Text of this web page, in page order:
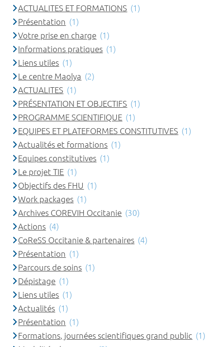
ACTUALITES ET FORMATIONS (1)
Présentation (1)
Votre prise en charge (1)
Informations pratiques (1)
Liens utiles (1)
Le centre Maolya (2)
ACTUALITES (1)
PRÉSENTATION ET OBJECTIFS (1)
PROGRAMME SCIENTIFIQUE (1)
EQUIPES ET PLATEFORMES CONSTITUTIVES (1)
Actualités et formations (1)
Equipes constitutives (1)
Le projet TIE (1)
Objectifs des FHU (1)
Work packages (1)
Archives COREVIH Occitanie (30)
Actions (4)
CoReSS Occitanie & partenaires (4)
Présentation (1)
Parcours de soins (1)
Dépistage (1)
Liens utiles (1)
Actualités (1)
Présentation (1)
Formations, journées scientifiques grand public (1)